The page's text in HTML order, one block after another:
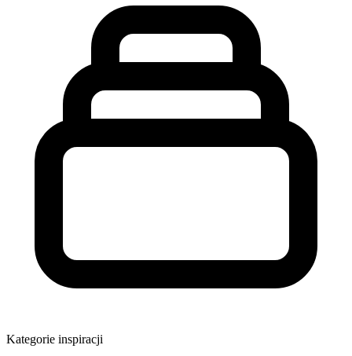
Kategorie inspiracji